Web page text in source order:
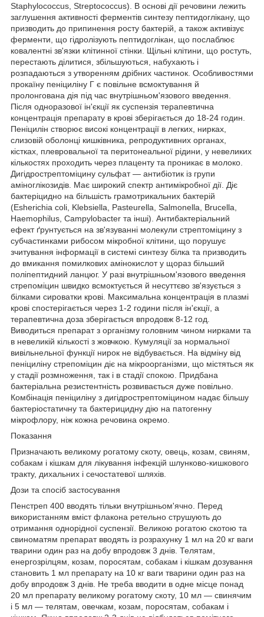
Staphylococcus, Streptococcus). В основі дії речовини лежить
заглушення активності ферментів синтезу пептидоглікану, що
призводить до припинення росту бактерій, а також активізує
ферменти, що гідролізують пептидоглікан, що послаблює
ковалентні зв'язки клітинної стінки. Щільні клітини, що ростуть,
перестають ділитися, збільшуються, набухають і
розпадаються з утворенням дрібних частинок. Особливостями
прокаїну пеніциліну Г є повільне всмоктування й
пролонгована дія під час внутрішньом'язового введення.
Після одноразової ін'єкції як суспензія терапевтична
концентрація препарату в крові зберігається до 18-24 годин.
Пеніцилін створює високі концентрації в легких, нирках,
слизовій оболонці кишківника, репродуктивних органах,
кістках, плевровальної та перитонеальної рідини, у невеликих
кількостях проходить через плаценту та проникає в молоко.
Дигідрострептоміцину сульфат — антибіотик із групи
аміноглікозидів. Має широкий спектр антимікробної дії. Діє
бактеріцидно на більшість грамотрикальних бактерій
(Esherichia coli, Klebsiella, Pasteurella, Salmonella, Brucella,
Haemophilus, Campylobacter та інші). Антибактеріальний
ефект ґрунтується на зв'язуванні молекули стрептоміцину з
субчастинками рибосом мікробної клітини, що порушує
зчитування інформації в системі синтезу білка та призводить
до вмикання помилкових амінокислот у щораз більший
поліпептидний ланцюг. У разі внутрішньом'язового введення
стрепоміцин швидко всмоктується й несуттєво зв'язується з
білками сироватки крові. Максимальна концентрація в плазмі
крові спостерігається через 1-2 години після ін'єкції, а
терапевтична доза зберігається впродовж 8-12 год.
Виводиться препарат з організму головним чином нирками та
в невеликій кількості з жовчкою. Кумуляції за нормальної
вивільнельної функції нирок не відбувається. На відміну від
пеніциліну стрепоміцин діє на мікроорганізми, що містяться як
у стадії розмноження, так і в стадії спокою. Придбана
бактеріальна резистентність розвивається дуже повільно.
Комбінація пеніциліну з дигідрострептоміцином надає більшу
бактеріостатичну та бактерицидну дію на патогенну
мікрофлору, ніж кожна речовина окремо.
Показання
Призначають великому рогатому скоту, овець, козам, свиням,
собакам і кішкам для лікування інфекцій шлунково-кишкового
тракту, дихальних і сечостатевої шляхів.
Дози та спосіб застосування
Пенстреп 400 вводять тільки внутрішньом'ячно. Перед
використанням вміст флакона ретельно струшують до
отримання однорідної суспензії. Великою рогатою скотою та
свиноматям препарат вводять із розрахунку 1 мл на 20 кг ваги
тварини один раз на добу впродовж 3 днів. Телятам,
енергозрілцям, козам, поросятам, собакам і кішкам дозування
становить 1 мл препарату на 10 кг ваги тварини один раз на
добу впродовж 3 днів. Не треба вводити в одне місце понад
20 мл препарату великому рогатому скоту, 10 мл — свинячим
і 5 мл — телятам, овечкам, козам, поросятам, собакам і